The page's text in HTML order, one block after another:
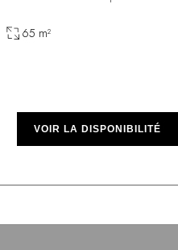
65 m²
VOIR LA DISPONIBILITÉ